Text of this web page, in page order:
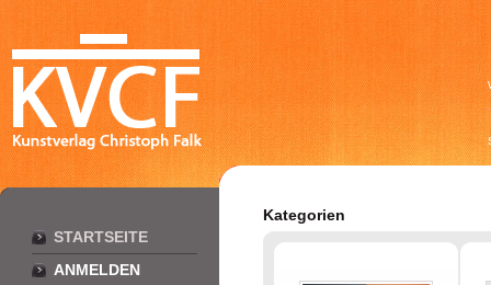
STARTSEITE
ANMELDEN
Kategorien